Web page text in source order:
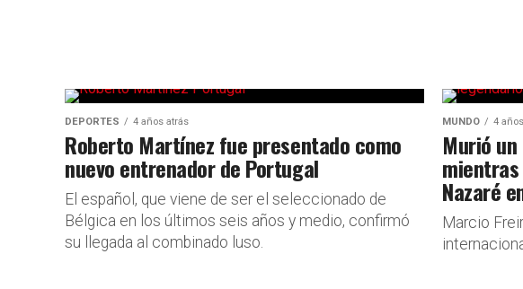
DEPORTES 4 años atrás
Roberto Martínez fue presentado como
nuevo entrenador de Portugal
El español, que viene de ser el seleccionado de
Bélgica en los últimos seis años y medio, confirmó
su llegada al combinado luso.
MUNDO 4
Murió
Nazaré
Marcio